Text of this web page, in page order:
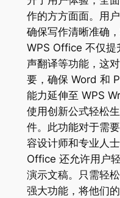
作的方方面面。用
确保写作清晰准确
WPS Office 不仅提
声翻译等功能，这
要，确保 Word 和
能力延伸至 WPS
使用创新公式轻松
件。此功能对于需
容设计师和专业人
Office 还允许用户
演示文稿。只需轻
强大功能，将他们